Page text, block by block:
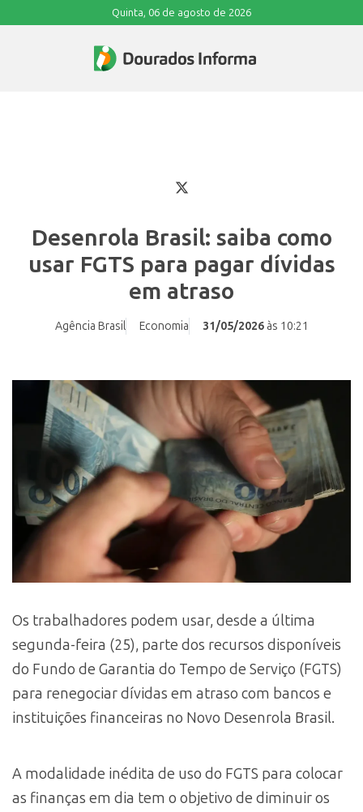
Quinta, 06 de agosto de 2026
Desenrola Brasil: saiba como
usar FGTS para pagar dívidas
em atraso
Agência Brasil Economia 31/05/2026às 10:21
Os trabalhadores podem usar, desde a última
segunda-feira (25), parte dos recursos disponíveis
do Fundo de Garantia do Tempo de Serviço (FGTS)
para renegociar dívidas em atraso com bancos e
instituições financeiras no Novo Desenrola Brasil.
A modalidade inédita de uso do FGTS para colocar
as finanças em dia tem o objetivo de diminuir os